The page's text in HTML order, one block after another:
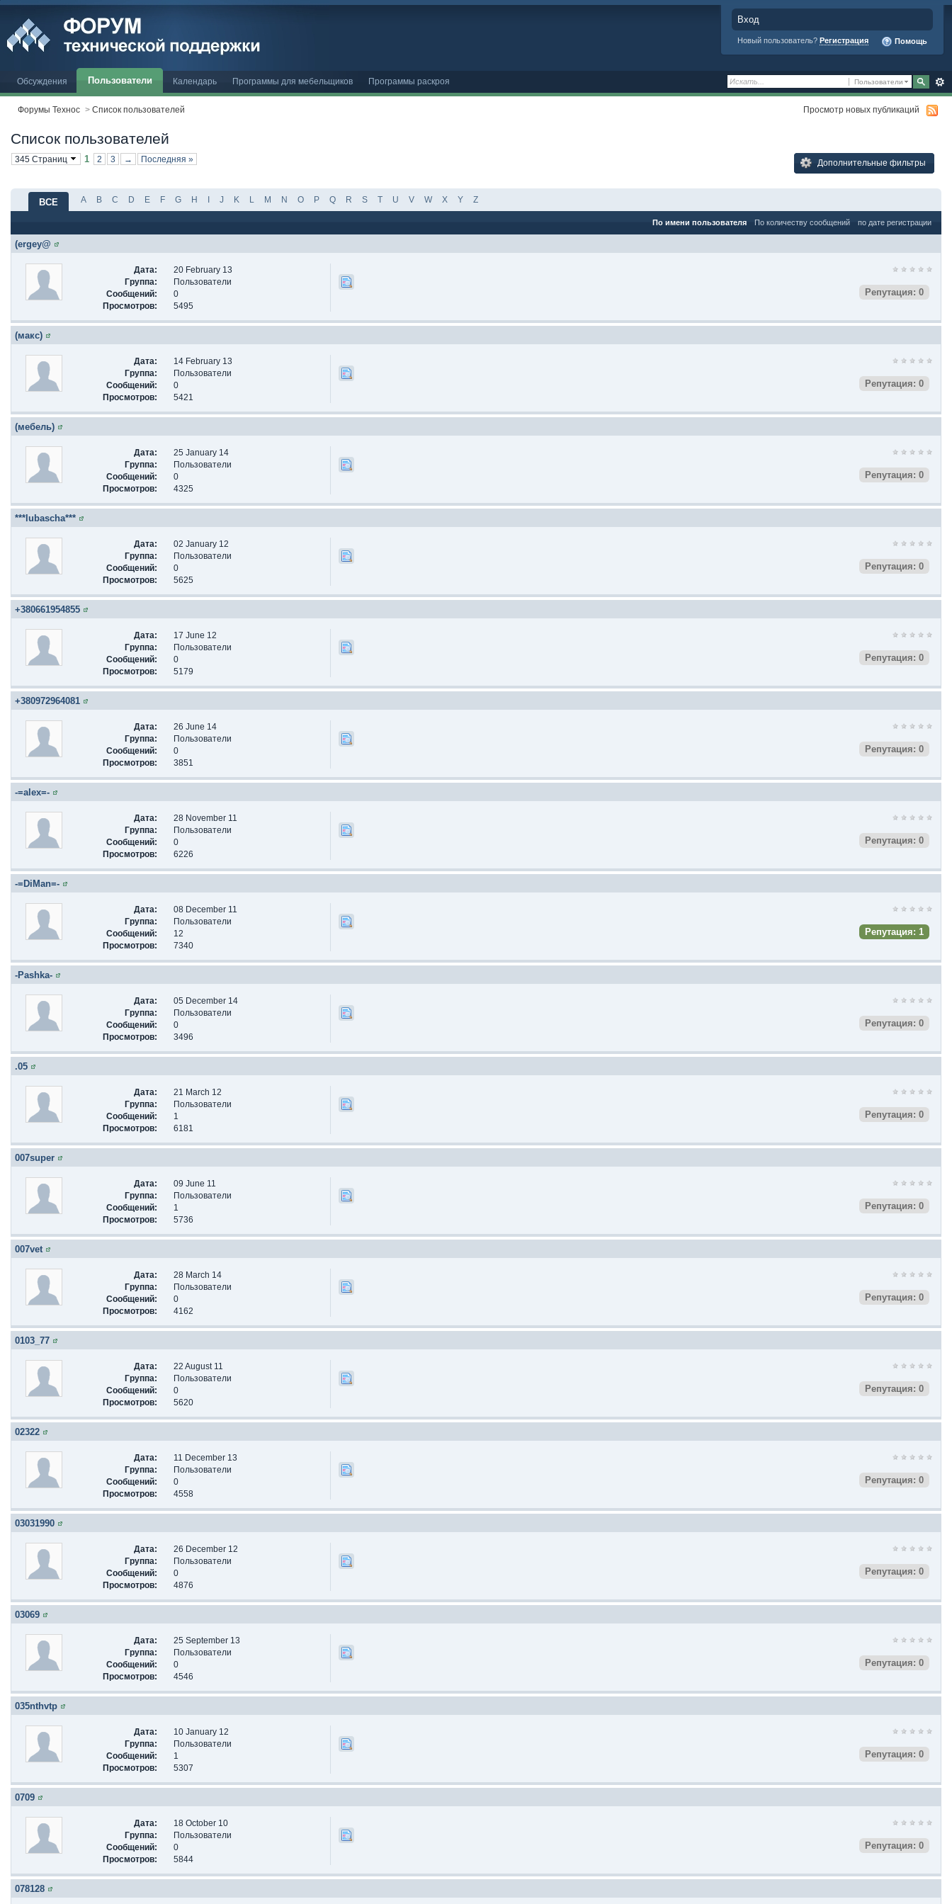
Вход
Новый пользователь? Регистрация Помощь
Пользователи
Обсуждения Пользователи Календарь Программы для мебельщиков Программы раскроя
Форумы Технос > Список пользователей Просмотр новых публикаций
Список пользователей
345 Страниц 1 2 3 → Последняя » Дополнительные фильтры
ВСЕ A B C D E F G H I J K L M N O P Q R S T U V W X Y Z
По имени пользователя По количеству сообщений по дате регистрации
(ergey@
Дата:
20 February 13
Группа:
Пользователи
Сообщений:
0
Просмотров:
5495
Репутация: 0
(макс)
Дата:
14 February 13
Группа:
Пользователи
Сообщений:
0
Просмотров:
5421
Репутация: 0
(мебель)
Дата:
25 January 14
Группа:
Пользователи
Сообщений:
0
Просмотров:
4325
Репутация: 0
***lubascha***
Дата:
02 January 12
Группа:
Пользователи
Сообщений:
0
Просмотров:
5625
Репутация: 0
+380661954855
Дата:
17 June 12
Группа:
Пользователи
Сообщений:
0
Просмотров:
5179
Репутация: 0
+380972964081
Дата:
26 June 14
Группа:
Пользователи
Сообщений:
0
Просмотров:
3851
Репутация: 0
-=alex=-
Дата:
28 November 11
Группа:
Пользователи
Сообщений:
0
Просмотров:
6226
Репутация: 0
-=DiMan=-
Дата:
08 December 11
Группа:
Пользователи
Сообщений:
12
Просмотров:
7340
Репутация: 1
-Pashka-
Дата:
05 December 14
Группа:
Пользователи
Сообщений:
0
Просмотров:
3496
Репутация: 0
.05
Дата:
21 March 12
Группа:
Пользователи
Сообщений:
1
Просмотров:
6181
Репутация: 0
007super
Дата:
09 June 11
Группа:
Пользователи
Сообщений:
1
Просмотров:
5736
Репутация: 0
007vet
Дата:
28 March 14
Группа:
Пользователи
Сообщений:
0
Просмотров:
4162
Репутация: 0
0103_77
Дата:
22 August 11
Группа:
Пользователи
Сообщений:
0
Просмотров:
5620
Репутация: 0
02322
Дата:
11 December 13
Группа:
Пользователи
Сообщений:
0
Просмотров:
4558
Репутация: 0
03031990
Дата:
26 December 12
Группа:
Пользователи
Сообщений:
0
Просмотров:
4876
Репутация: 0
03069
Дата:
25 September 13
Группа:
Пользователи
Сообщений:
0
Просмотров:
4546
Репутация: 0
035nthvtp
Дата:
10 January 12
Группа:
Пользователи
Сообщений:
1
Просмотров:
5307
Репутация: 0
0709
Дата:
18 October 10
Группа:
Пользователи
Сообщений:
0
Просмотров:
5844
Репутация: 0
078128